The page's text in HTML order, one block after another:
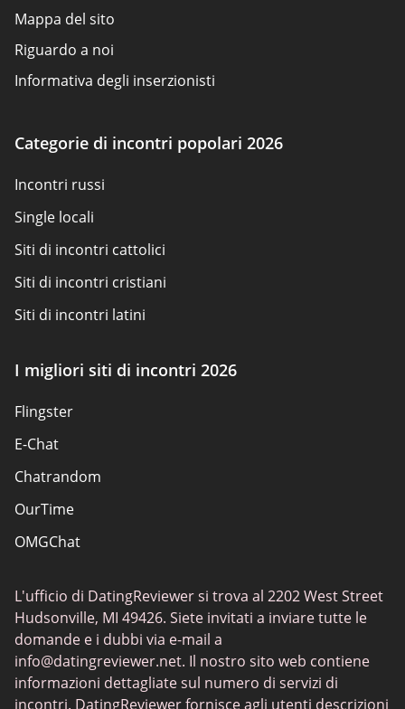
Mappa del sito
Riguardo a noi
Informativa degli inserzionisti
Politica sui cookie
Categorie di incontri popolari 2026
Incontri russi
Single locali
Siti di incontri cattolici
Siti di incontri cristiani
Siti di incontri latini
Siti scambisti
Siti di incontri popolari
Siti di incontri
App di incontri Elite
Incontri classici
I migliori siti di incontri
I migliori siti di incontri 2026
Flingster
E-Chat
Chatrandom
OurTime
OMGChat
Fruzo
Chat Avenue
TenderMeets
Chatspin
L'ufficio di DatingReviewer si trova al 2202 West Street
Hudsonville, MI 49426. Siete invitati a inviare tutte le
domande e i dubbi via e-mail a
info@datingreviewer.net. Il nostro sito web contiene
informazioni dettagliate sul numero di servizi di
incontri. DatingReviewer fornisce agli utenti descrizioni